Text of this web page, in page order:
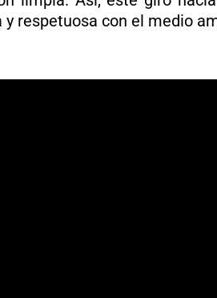
respetuosa con el medio